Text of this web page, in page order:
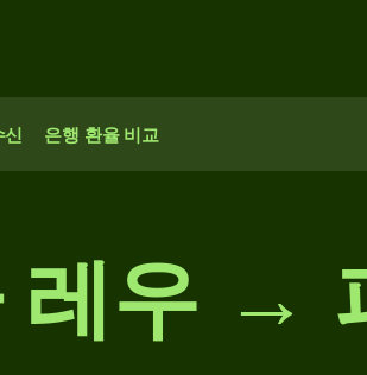
신 은행 환율 비교
레우 →